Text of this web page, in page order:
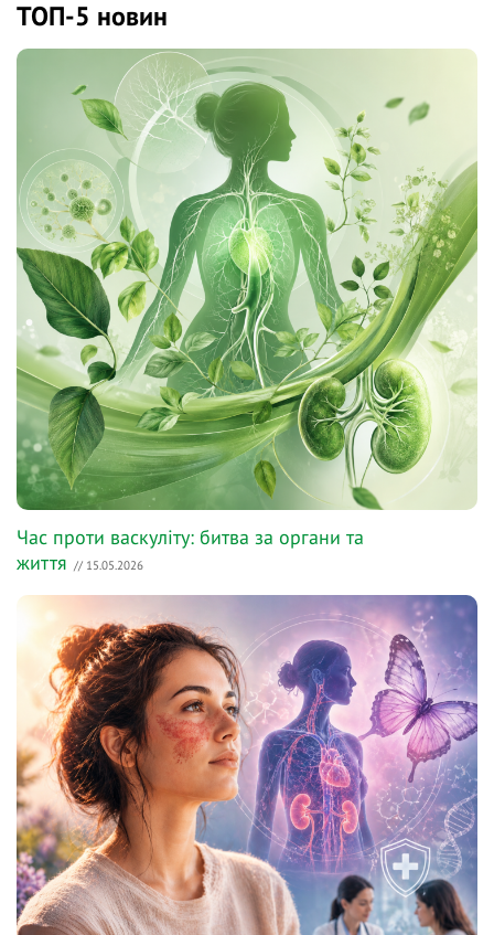
ТОП-5 новин
Час проти васкуліту: битва за органи та
життя // 15.05.2026